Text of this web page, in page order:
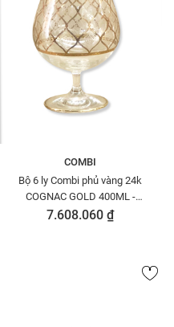
COMBI
Bộ 6 ly Combi phủ vàng 24k
COGNAC GOLD 400ML -
G465/Z-60
7.608.060 ₫